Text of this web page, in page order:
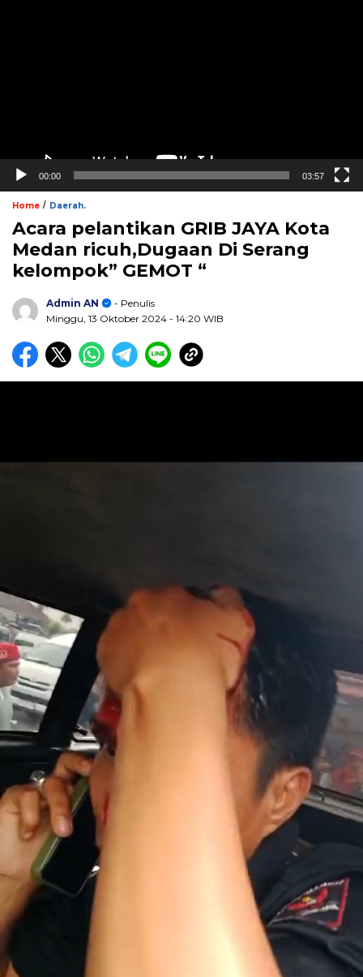
00:00 03:57
Home / Daerah.
Acara pelantikan GRIB JAYA Kota
Medan ricuh,Dugaan Di Serang
kelompok” GEMOT “
Admin AN
- Penulis
Minggu, 13 Oktober 2024 - 14:20 WIB